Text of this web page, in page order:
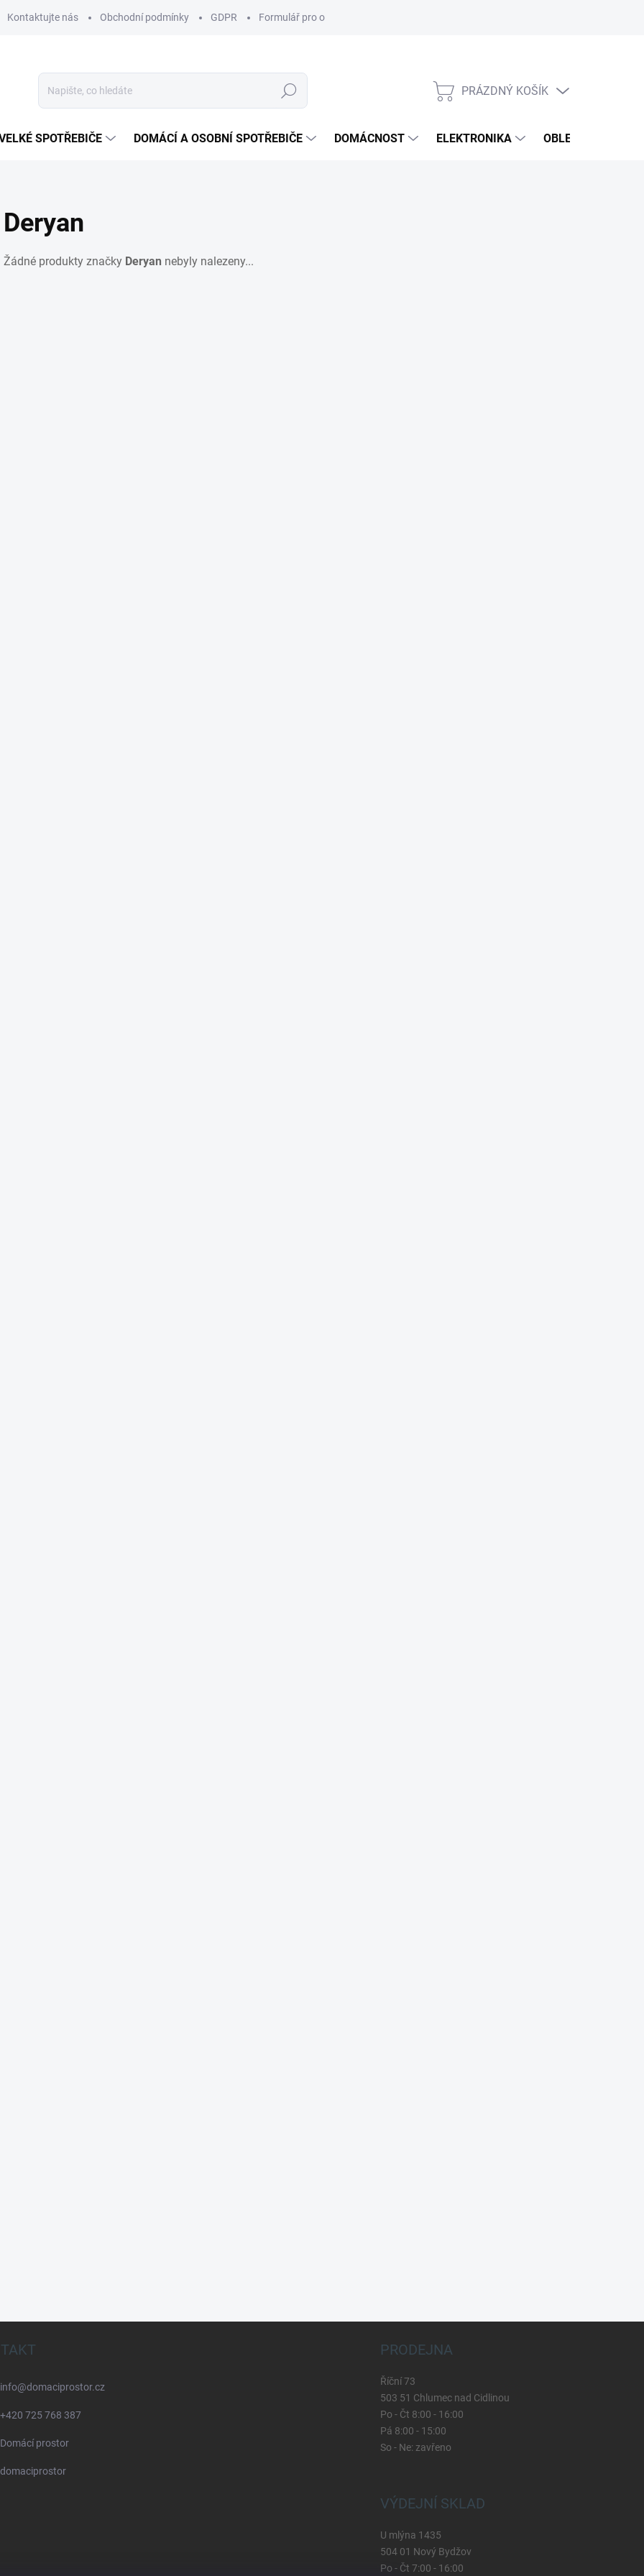
Kontaktujte nás Obchodní podmínky GDPR Formulář pro odstoupení od smlouvy
Hledat
NÁKUPNÍ
PRÁZDNÝ KOŠÍK
SPOTŘEBIČE DOMÁCÍ A OSOBNÍ SPOTŘEBIČE DOMÁCNOST ELEKTRONIKA OBLEČENÍ, OBUV
Deryan
Žádné produkty značky Deryan nebyly nalezeny...
info@domaciprostor.cz
+420 725 768 387
Domácí prostor
domaciprostor
PRODEJNA
Říční 73
503 51 Chlumec nad Cidlinou
Po - Čt 8:00 - 16:00
Pá 8:00 - 15:00
So - Ne: zavřeno
VÝDEJNÍ SKLAD
U mlýna 1435
504 01 Nový Bydžov
Po - Čt 7:00 - 16:00